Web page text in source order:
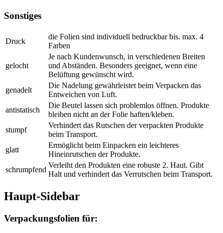
Sonstiges
Druck
die Folien sind individuell bedruckbar bis. max. 4
Farben
gelocht
Je nach Kundenwunsch, in verschiedenen Breiten
und Abständen. Besonders geeignet, wenn eine
Belüftung gewünscht wird.
genadelt
Die Nadelung gewährleistet beim Verpacken das
Entweichen von Luft.
antistatisch
Die Beutel lassen sich problemlos öffnen. Produkte
bleiben nicht an der Folie haften/kleben.
stumpf
Verhindert das Rutschen der verpackten Produkte
beim Transport.
glatt
Ermöglicht beim Einpacken ein leichteres
Hineinrutschen der Produkte.
schrumpfend
Verleiht den Produkten eine robuste 2. Haut. Gibt
Halt und verhindert das Verrutschen beim Transport.
Haupt-Sidebar
Verpackungsfolien für: